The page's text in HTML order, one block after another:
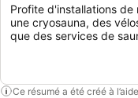
Profite d'installations
une cryosauna, des
que des services de
Ce résumé a été créé à